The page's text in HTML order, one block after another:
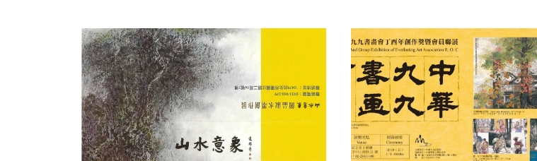
山水意象-簡品淑水墨創作展 2017中華九九書畫會丁酉年創作獎暨會員聯展